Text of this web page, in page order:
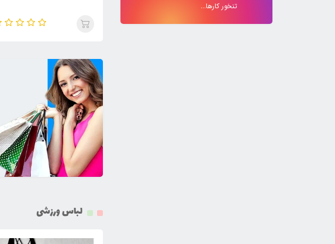
تنخور کارها...
لباس ورزشی